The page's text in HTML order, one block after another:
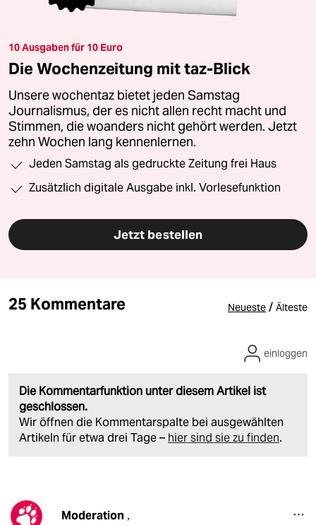
10 Ausgaben für 10 Euro
Die Wochenzeitung mit taz-Blick
Unsere wochentaz bietet jeden Samstag
Journalismus, der es nicht allen recht macht und
Stimmen, die woanders nicht gehört werden. Jetzt
zehn Wochen lang kennenlernen.
Jeden Samstag als gedruckte Zeitung frei Haus
Zusätzlich digitale Ausgabe inkl. Vorlesefunktion
Jetzt bestellen
25 Kommentare Neueste / Älteste
Die Kommentarfunktion unter diesem Artikel ist
geschlossen.
Wir öffnen die Kommentarspalte bei ausgewählten
Artikeln für etwa drei Tage – hier sind sie zu finden.
einloggen
Moderation,